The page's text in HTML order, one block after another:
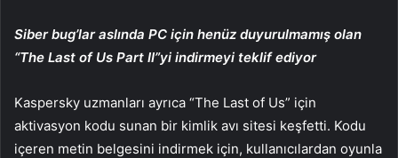
Siber bug’lar aslında PC için henüz duyurulmamış olan
“The Last of Us Part II”yi indirmeyi teklif ediyor
Kaspersky uzmanları ayrıca “The Last of Us” için
aktivasyon kodu sunan bir kimlik avı sitesi keşfetti. Kodu
içeren metin belgesini indirmek için, kullanıcılardan oyunla